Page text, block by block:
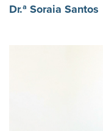
Dr.ª Soraia Santos